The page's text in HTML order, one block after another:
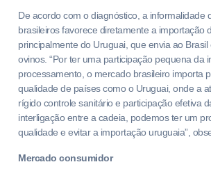
De acordo com o diagnóstico, a informalidade
brasileiros favorece diretamente a importação
principalmente do Uruguai, que envia ao
ovinos. “Por ter uma participação pequena da
processamento, o mercado brasileiro importa
qualidade de países como o Uruguai, onde a
rígido controle sanitário e participação efetiva
interligação entre a cadeia, podemos ter um
qualidade e evitar a importação uruguaia”,
Mercado consumidor